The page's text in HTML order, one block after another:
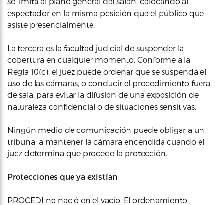
espectador en la misma posición que el público que
asiste presencialmente.
La tercera es la facultad judicial de suspender la
cobertura en cualquier momento. Conforme a la
Regla 10(c), el juez puede ordenar que se suspenda el
uso de las cámaras, o conducir el procedimiento fuera
de sala, para evitar la difusión de una exposición de
naturaleza confidencial o de situaciones sensitivas.
Ningún medio de comunicación puede obligar a un
tribunal a mantener la cámara encendida cuando el
juez determina que procede la protección.
Protecciones que ya existían
PROCEDI no nació en el vacío. El ordenamiento